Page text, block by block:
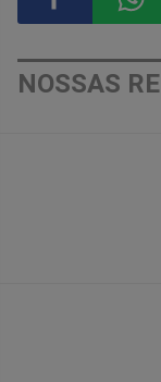
Compartilhar
NOSSAS